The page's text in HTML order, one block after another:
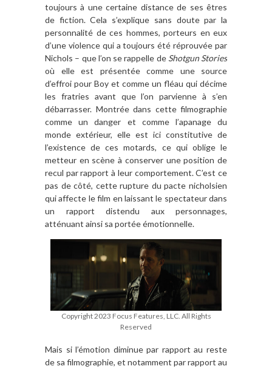
toujours à une certaine distance de ses êtres
de fiction. Cela s’explique sans doute par la
personnalité de ces hommes, porteurs en eux
d’une violence qui a toujours été réprouvée par
Nichols – que l’on se rappelle de Shotgun Stories
où elle est présentée comme une source
d’effroi pour Boy et comme un fléau qui décime
les fratries avant que l’on parvienne à s’en
débarrasser. Montrée dans cette filmographie
comme un danger et comme l’apanage du
monde extérieur, elle est ici constitutive de
l’existence de ces motards, ce qui oblige le
metteur en scène à conserver une position de
recul par rapport à leur comportement. C’est ce
pas de côté, cette rupture du pacte nicholsien
qui affecte le film en laissant le spectateur dans
un rapport distendu aux personnages,
atténuant ainsi sa portée émotionnelle.
Copyright 2023 Focus Features, LLC. All Rights
Reserved
Mais si l’émotion diminue par rapport au reste
de sa filmographie, et notamment par rapport au